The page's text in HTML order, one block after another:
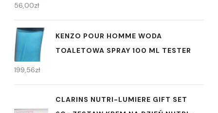
56,00zł
KENZO POUR HOMME WODA
TOALETOWA SPRAY 100 ML TESTER
199,56zł
CLARINS NUTRI-LUMIERE GIFT SET